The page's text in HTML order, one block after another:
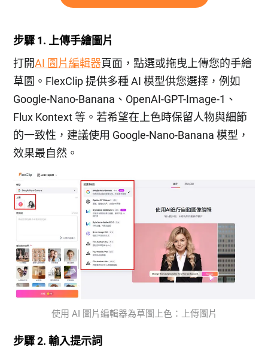
步驟 1. 上傳手繪圖片
打開AI 圖片編輯器頁面，點選或拖曳上傳您的手繪
草圖。FlexClip 提供多種 AI 模型供您選擇，例如
Google-Nano-Banana、OpenAI-GPT-Image-1、
Flux Kontext 等。若希望在上色時保留人物與細節
的一致性，建議使用 Google-Nano-Banana 模型，
效果最自然。
使用 AI 圖片編輯器為草圖上色：上傳圖片
步驟 2. 輸入提示詞